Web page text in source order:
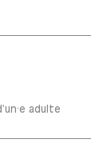
adulte